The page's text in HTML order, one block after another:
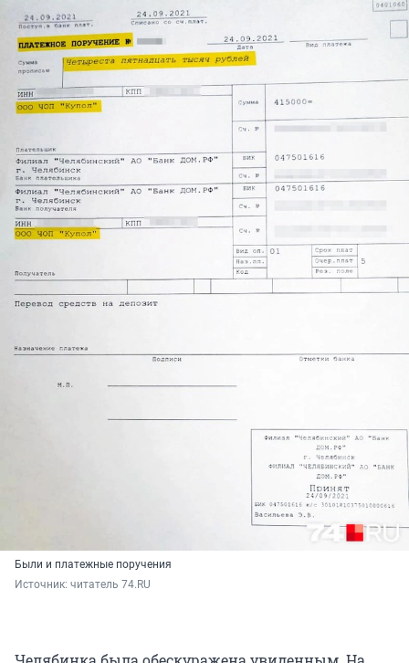
Были и платежные поручения
Источник: читатель 74.RU